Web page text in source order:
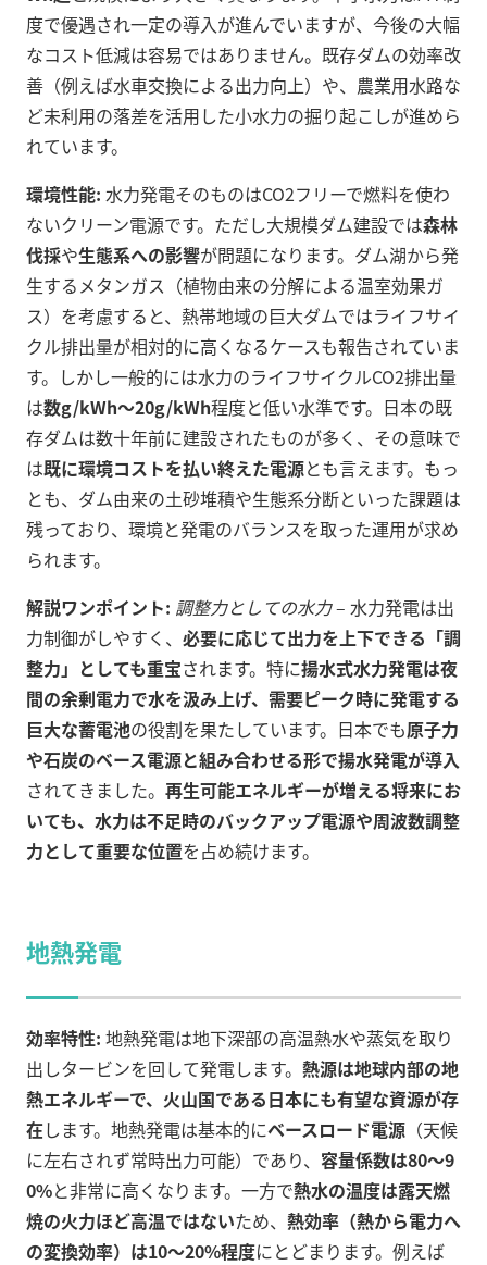
度で優遇され一定の導入が進んでいますが、今後の大幅
なコスト低減は容易ではありません。既存ダムの効率改
善（例えば水車交換による出力向上）や、農業用水路な
ど未利用の落差を活用した小水力の掘り起こしが進めら
れています。
環境性能: 水力発電そのものはCO2フリーで燃料を使わ
ないクリーン電源です。ただし大規模ダム建設では森林
伐採や生態系への影響が問題になります。ダム湖から発
生するメタンガス（植物由来の分解による温室効果ガ
ス）を考慮すると、熱帯地域の巨大ダムではライフサイ
クル排出量が相対的に高くなるケースも報告されていま
す。しかし一般的には水力のライフサイクルCO2排出量
は数g/kWh～20g/kWh程度と低い水準です。日本の既
存ダムは数十年前に建設されたものが多く、その意味で
は既に環境コストを払い終えた電源とも言えます。もっ
とも、ダム由来の土砂堆積や生態系分断といった課題は
残っており、環境と発電のバランスを取った運用が求め
られます。
解説ワンポイント: 調整力としての水力– 水力発電は出
力制御がしやすく、 必要に応じて出力を上下できる「調
整力」としても重宝されます。特に揚水式水力発電は夜
間の余剰電力で水を汲み上げ、需要ピーク時に発電する
巨大な蓄電池の役割を果たしています。日本でも原子力
や石炭のベース電源と組み合わせる形で揚水発電が導入
されてきました。 再生可能エネルギーが増える将来にお
いても、水力は不足時のバックアップ電源や周波数調整
力として重要な位置を占め続けます。
地熱発電
効率特性: 地熱発電は地下深部の高温熱水や蒸気を取り
出しタービンを回して発電します。 熱源は地球内部の地
熱エネルギーで、火山国である日本にも有望な資源が存
在します。地熱発電は基本的にベースロード電源 （天候
に左右されず常時出力可能）であり、 容量係数は80～9
0%と非常に高くなります。一方で熱水の温度は露天燃
焼の火力ほど高温ではないため、 熱効率（熱から電力へ
の変換効率）は10～20%程度にとどまります。例えば